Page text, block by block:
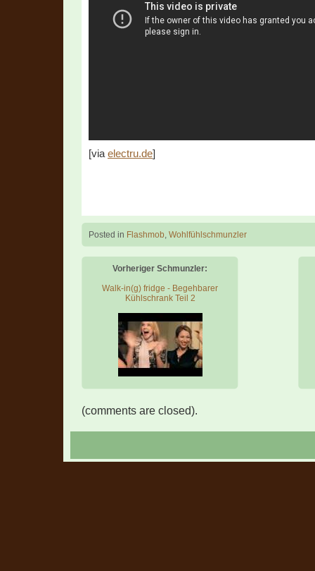
[via electru.de]
Posted in Flashmob, Wohlfühlschmunzler
Vorheriger Schmunzler:
Walk-in(g) fridge - Begehbarer
Kühlschrank Teil 2
(comments are closed).